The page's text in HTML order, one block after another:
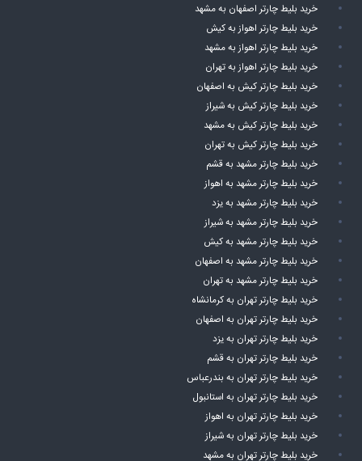
خرید بلیط چارتر اصفهان به مشهد
خرید بلیط چارتر اهواز به کیش
خرید بلیط چارتر اهواز به مشهد
خرید بلیط چارتر اهواز به تهران
خرید بلیط چارتر کیش به اصفهان
خرید بلیط چارتر کیش به شیراز
خرید بلیط چارتر کیش به مشهد
خرید بلیط چارتر کیش به تهران
خرید بلیط چارتر مشهد به قشم
خرید بلیط چارتر مشهد به اهواز
خرید بلیط چارتر مشهد به یزد
خرید بلیط چارتر مشهد به شیراز
خرید بلیط چارتر مشهد به کیش
خرید بلیط چارتر مشهد به اصفهان
خرید بلیط چارتر مشهد به تهران
خرید بلیط چارتر تهران به کرمانشاه
خرید بلیط چارتر تهران به اصفهان
خرید بلیط چارتر تهران به یزد
خرید بلیط چارتر تهران به قشم
خرید بلیط چارتر تهران به بندرعباس
خرید بلیط چارتر تهران به استانبول
خرید بلیط چارتر تهران به اهواز
خرید بلیط چارتر تهران به شیراز
خرید بلیط چارتر تهران به مشهد